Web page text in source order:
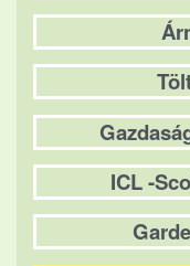
ICL -